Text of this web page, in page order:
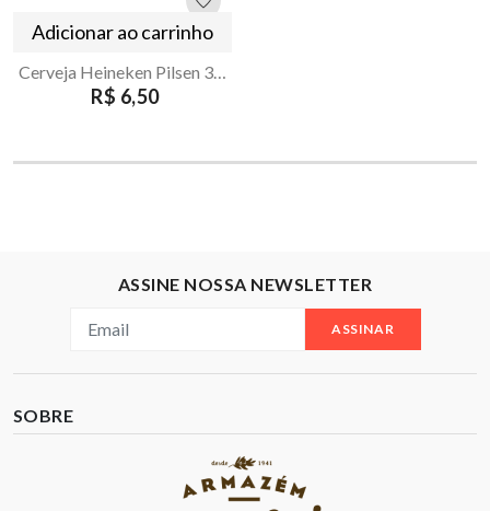
Adicionar ao carrinho
R$ 6,50
ASSINE NOSSA NEWSLETTER
ASSINAR
SOBRE